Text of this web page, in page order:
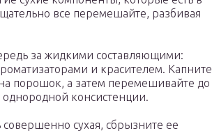
все перемешайте, разбивая
за жидкими составляющими:
и красителем. Капните
порошок, а затем перемешивайте до
однородной консистенции.
совершенно сухая, сбрызните ее